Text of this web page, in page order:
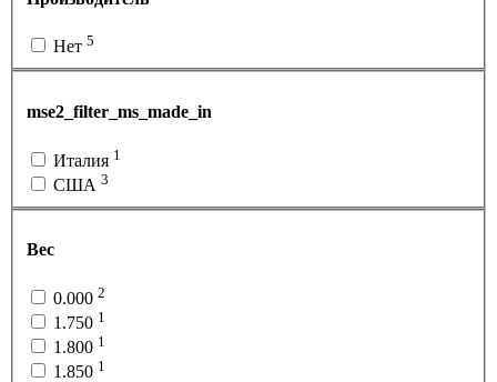
Нет 5
mse2_filter_ms_made_in
Италия 1
США 3
Вес
0.000 2
1.750 1
1.800 1
1.850 1